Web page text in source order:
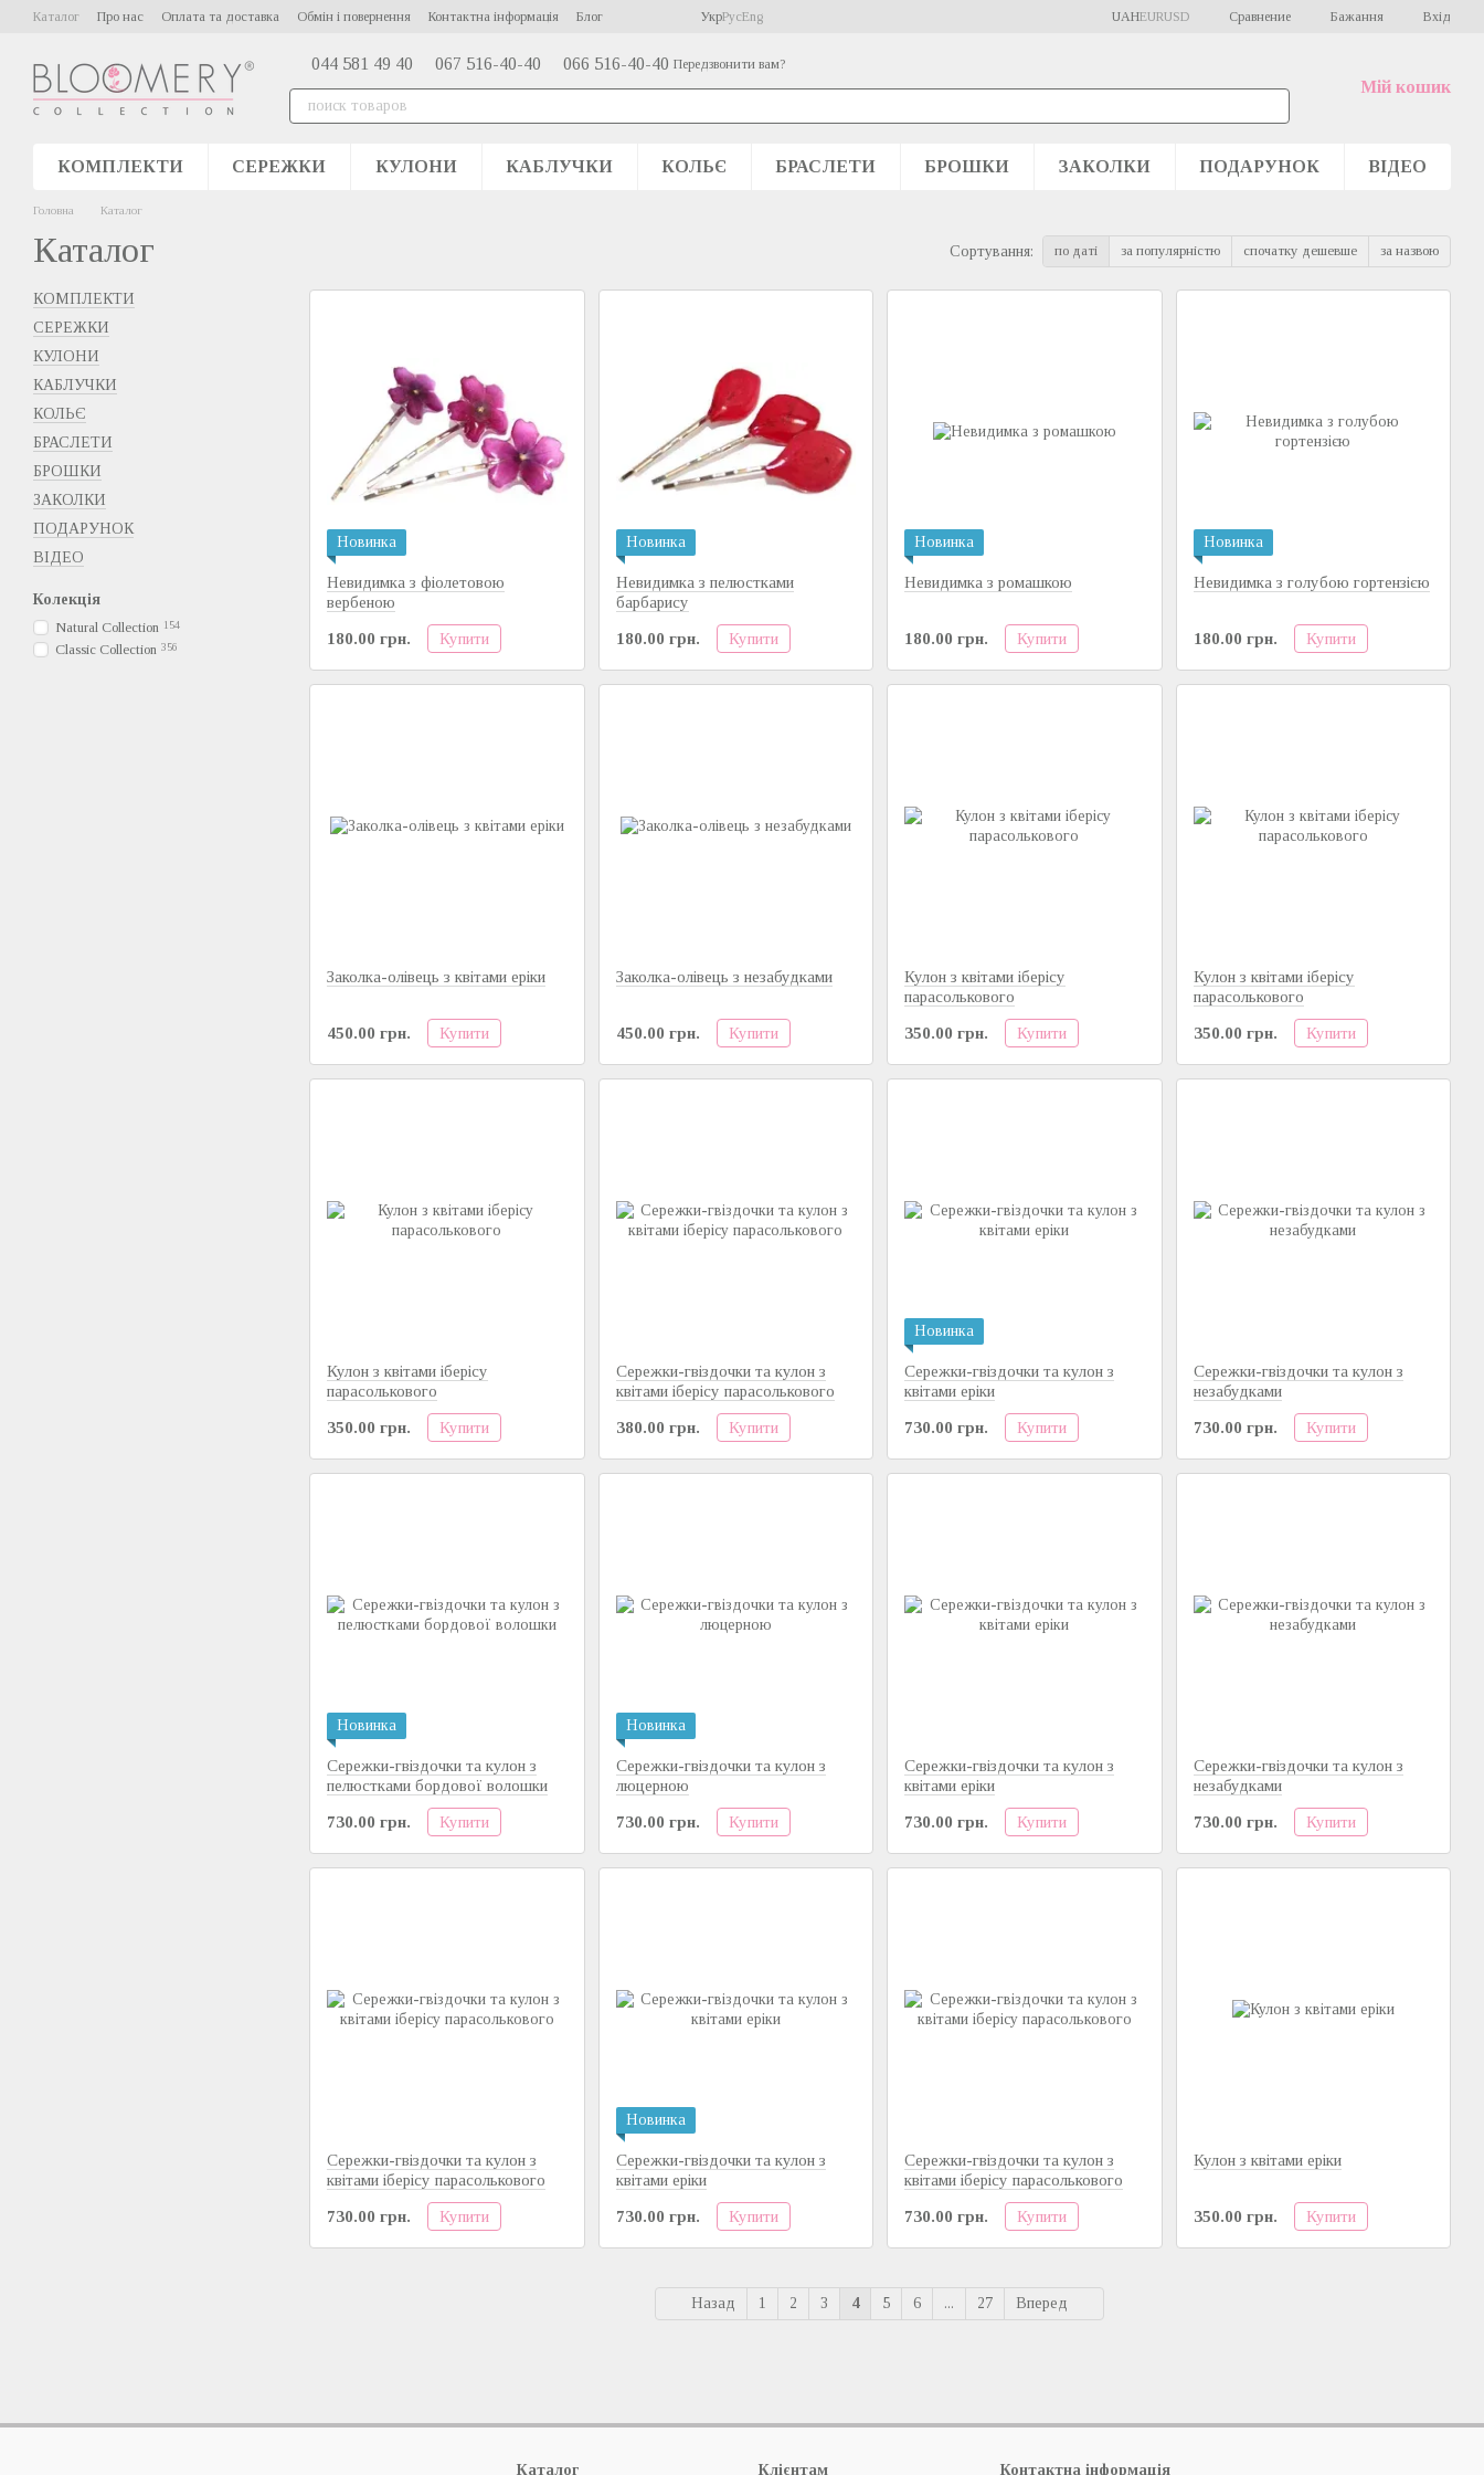
Перейти до основного контенту
Каталог Про нас Оплата та доставка Обмін і повернення Контактна інформація Блог УкрРусEng UAHEURUSD Сравнение Бажання Вхід
044 581 49 40 067 516-40-40 066 516-40-40 Передзвонити вам?
Мій кошик
КОМПЛЕКТИ СЕРЕЖКИ КУЛОНИ КАБЛУЧКИ КОЛЬЄ БРАСЛЕТИ БРОШКИ ЗАКОЛКИ ПОДАРУНОК ВІДЕО
Головна Каталог
Каталог Сортування: по даті за популярністю спочатку дешевше за назвою
Новинка
Невидимка з фіолетовою
вербеною
180.00 грн. Купити
Новинка
Невидимка з пелюстками
барбарису
180.00 грн. Купити
Новинка
Невидимка з ромашкою
180.00 грн. Купити
Новинка
Невидимка з голубою гортензією
180.00 грн. Купити
Заколка-олівець з квітами еріки
450.00 грн. Купити
Заколка-олівець з незабудками
450.00 грн. Купити
Кулон з квітами іберісу
парасолькового
350.00 грн. Купити
Кулон з квітами іберісу
парасолькового
350.00 грн. Купити
Кулон з квітами іберісу
парасолькового
350.00 грн. Купити
Сережки-гвіздочки та кулон з
квітами іберісу парасолькового
380.00 грн. Купити
Новинка
Сережки-гвіздочки та кулон з
квітами еріки
730.00 грн. Купити
Сережки-гвіздочки та кулон з
незабудками
730.00 грн. Купити
Новинка
Сережки-гвіздочки та кулон з
пелюстками бордової волошки
730.00 грн. Купити
Новинка
Сережки-гвіздочки та кулон з
люцерною
730.00 грн. Купити
Сережки-гвіздочки та кулон з
квітами еріки
730.00 грн. Купити
Сережки-гвіздочки та кулон з
незабудками
730.00 грн. Купити
Сережки-гвіздочки та кулон з
квітами іберісу парасолькового
730.00 грн. Купити
Новинка
Сережки-гвіздочки та кулон з
квітами еріки
730.00 грн. Купити
Сережки-гвіздочки та кулон з
квітами іберісу парасолькового
730.00 грн. Купити
Кулон з квітами еріки
350.00 грн. Купити
Назад 1 2 3 4 5 6 ... 27 Вперед
КОМПЛЕКТИ
СЕРЕЖКИ
КУЛОНИ
КАБЛУЧКИ
КОЛЬЄ
БРАСЛЕТИ
БРОШКИ
ЗАКОЛКИ
ПОДАРУНОК
ВІДЕО
Колекція
Natural Collection 154
Classic Collection 356
Каталог Клієнтам Контактна інформація